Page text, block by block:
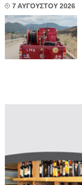
7 ΑΥΓΟΥΣΤΟΥ 2026